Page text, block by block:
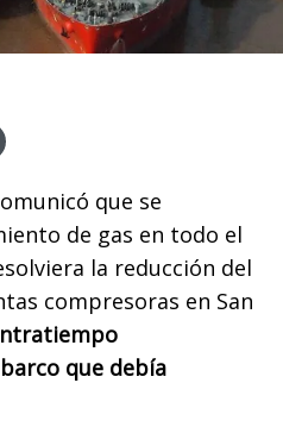
que se
de gas en todo el
la reducción del
compresoras en San
que debía